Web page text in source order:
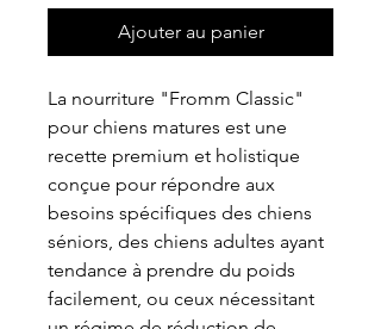
Ajouter au panier
La nourriture "Fromm Classic"
pour chiens matures est une
recette premium et holistique
conçue pour répondre aux
besoins spécifiques des chiens
séniors, des chiens adultes ayant
tendance à prendre du poids
facilement, ou ceux nécessitant